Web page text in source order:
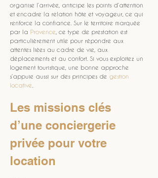
organise l’arrivée, anticipe les points d’attention
et encadre la relation hôte et voyageur, ce qui
renforce la confiance. Sur le territoire marquée
par la Provence , ce type de prestation est
particulièrement utile pour répondre aux
attentes liées au cadre de vie, aux
déplacements et au confort. Si vous exploitez un
logement touristique, une bonne approche
s’appuie aussi sur des principes de gestion
locative
Les missions clés
d’une conciergerie
privée pour votre
location